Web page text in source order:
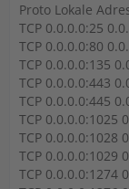
Proto Lokale
TCP 0.0.0.0:25
TCP 0.0.0.0:80
TCP 0.0.0.0:135
TCP 0.0.0.0:443
TCP 0.0.0.0:445
TCP 0.0.0.0:1025
TCP 0.0.0.0:1028
TCP 0.0.0.0:1029
TCP 0.0.0.0:1274